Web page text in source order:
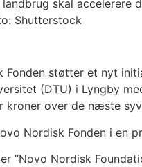
skal accelerere
Shutterstock
Fonden støtter et nyt
(DTU) i Lyngby
kroner over de næste
Nordisk Fonden i en
”Novo Nordisk